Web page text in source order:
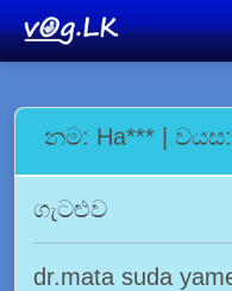
නම: Ha*** |
ගැටළුව
dr.mata suda